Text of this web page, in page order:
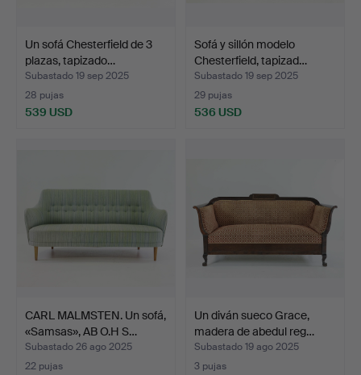
Un sofá Chesterfield de 3
plazas, tapizado…
Subastado 19 sep 2025
28 pujas
539 USD
Sofá y sillón modelo
Chesterfield, tapizad…
Subastado 19 sep 2025
29 pujas
536 USD
CARL MALMSTEN. Un sofá,
«Samsas», AB O.H S…
Subastado 26 ago 2025
22 pujas
Un diván sueco Grace,
madera de abedul reg…
Subastado 19 ago 2025
3 pujas